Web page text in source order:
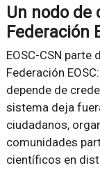
Un nodo de
Federación
EOSC-CSN
Federación
depende de
sistema deja
ciudadanos,
comunidades
científicos en